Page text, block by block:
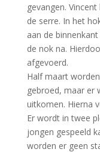
gevangen.
de serre. In het
aan de
de nok na.
afgevoerd.
Half maart
gebroed, maar er
uitkomen. Hierna
Er wordt in twee
jongen gespeeld
worden er geen